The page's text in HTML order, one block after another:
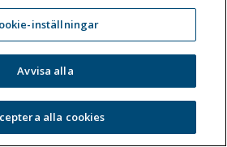
Dahl Sverige AB
161 11 BROMMA
08-583 595 00
inställningar
Avvisa alla
alla cookies